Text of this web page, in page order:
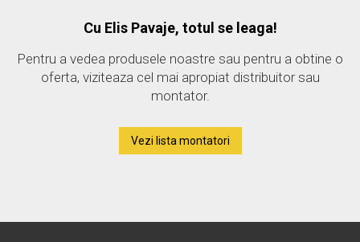
Cu Elis Pavaje, totul se leaga!
Pentru a vedea produsele noastre sau pentru a obtine o
oferta, viziteaza cel mai apropiat distribuitor sau
montator.
Vezi lista montatori